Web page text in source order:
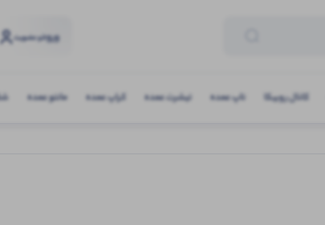
ورودو عضویت
کانال روبیکا تاپ عمده تیشرت عمده کراپ عمده مانتو عمده